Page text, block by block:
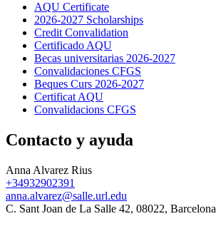
AQU Certificate
2026-2027 Scholarships
Credit Convalidation
Certificado AQU
Becas universitarias 2026-2027
Convalidaciones CFGS
Beques Curs 2026-2027
Certificat AQU
Convalidacions CFGS
Contacto y ayuda
Anna Alvarez Rius
+34932902391
anna.alvarez@salle.url.edu
C. Sant Joan de La Salle 42, 08022, Barcelona